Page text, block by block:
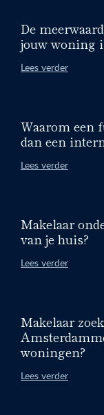
De
jouw woning
Lees verder
Waarom een
dan een
Lees verder
Makelaar
van je huis?
Lees verder
Makelaar
woningen?
Lees verder